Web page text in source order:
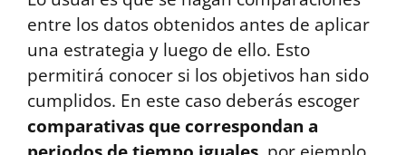
entre los datos obtenidos antes de aplicar
una estrategia y luego de ello. Esto
permitirá conocer si los objetivos han sido
cumplidos. En este caso deberás escoger
comparativas que correspondan a